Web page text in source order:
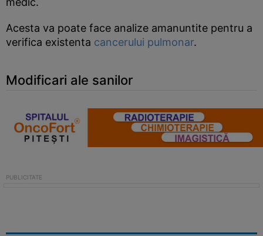
Acesta va poate face analize amanuntite pentru a
verifica existenta cancerului pulmonar.
Modificari ale sanilor